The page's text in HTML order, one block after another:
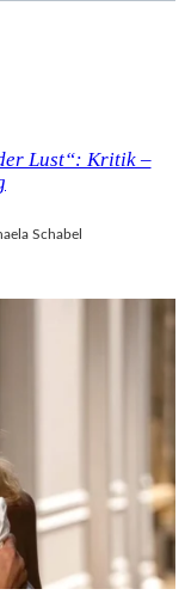
Lust“: Kritik –
Schabel